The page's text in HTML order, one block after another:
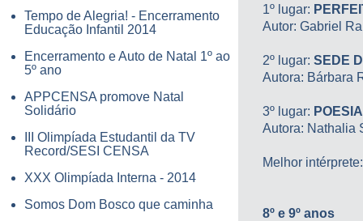
Tempo de Alegria! - Encerramento
Educação Infantil 2014
Encerramento e Auto de Natal 1º ao
5º ano
APPCENSA promove Natal
Solidário
III Olimpíada Estudantil da TV
Record/SESI CENSA
XXX Olimpíada Interna - 2014
Somos Dom Bosco que caminha
1º lugar:
Autor: Gabriel
2º lugar: SEDE
Autora: Bárbara
3º lugar: POESIA
Autora: Nathalia
Melhor
8º e 9º anos